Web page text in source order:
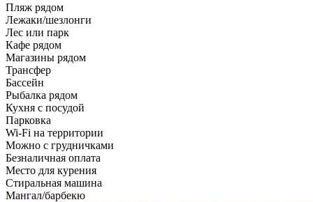
Пляж рядом
Лежаки/шезлонги
Лес или парк
Кафе рядом
Магазины рядом
Трансфер
Бассейн
Рыбалка рядом
Кухня с посудой
Парковка
Wi-Fi на территории
Можно с грудничками
Безналичная оплата
Место для курения
Стиральная машина
Мангал/барбекю